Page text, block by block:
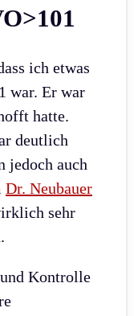
ich etwas
war. Er war
hatte.
deutlich
jedoch auch
Dr. Neubauer
sehr
Kontrolle